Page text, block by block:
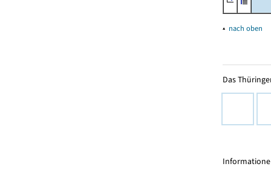
▴ nach oben
Das